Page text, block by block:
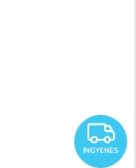
INGYENES